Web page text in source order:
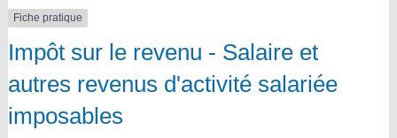
Fiche pratique
Impôt sur le revenu - Salaire et
autres revenus d'activité salariée
imposables